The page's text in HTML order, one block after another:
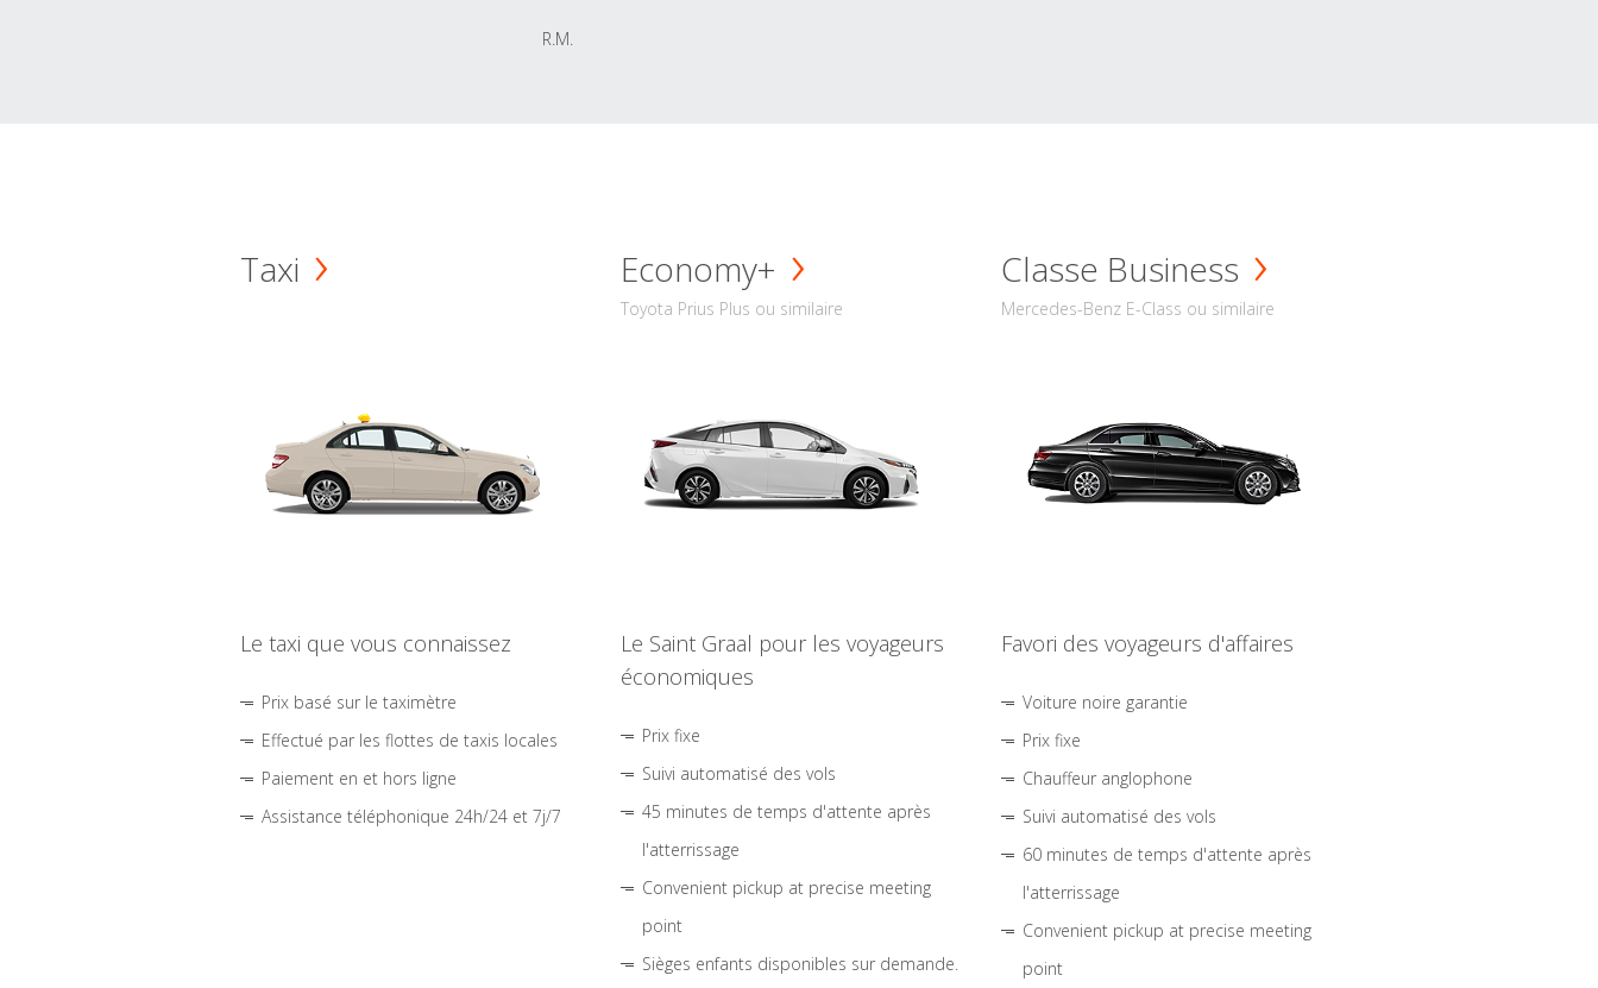
R.M.
Taxi
Le taxi que vous connaissez
Prix basé sur le taximètre
Effectué par les flottes de taxis locales
Paiement en et hors ligne
Assistance téléphonique 24h/24 et 7j/7
Economy+
Toyota Prius Plus ou similaire
Le Saint Graal pour les voyageurs
économiques
Prix fixe
Suivi automatisé des vols
45 minutes de temps d'attente après
l'atterrissage
Convenient pickup at precise meeting
point
Sièges enfants disponibles sur demande.
Classe Business
Mercedes-Benz E-Class ou similaire
Favori des voyageurs d'affaires
Voiture noire garantie
Prix fixe
Chauffeur anglophone
Suivi automatisé des vols
60 minutes de temps d'attente après
l'atterrissage
Convenient pickup at precise meeting
point